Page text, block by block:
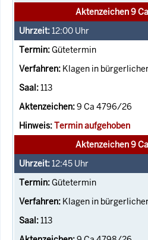
Aktenzeichen 9
12:00 Uhr
Gütetermin
Klagen in
113
9 Ca 4796/26
Termin aufgehoben
Aktenzeichen 9
12:45 Uhr
Gütetermin
Klagen in
113